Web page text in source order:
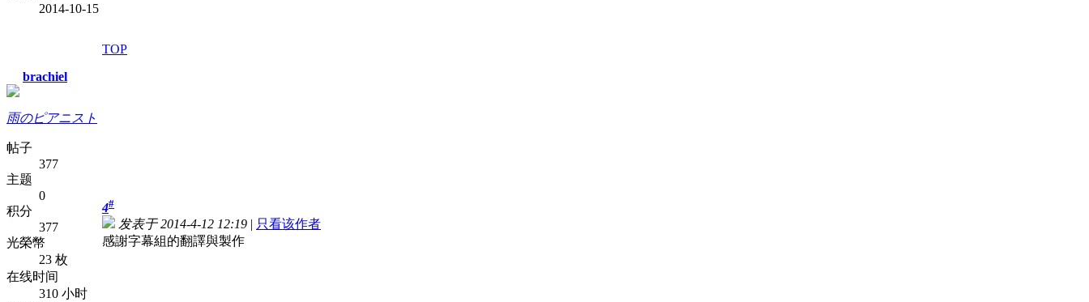
2014-10-15
TOP
brachiel
雨のピアニスト
帖子
377
主题
0
积分
377
光榮幣
23 枚
在线时间
310 小时
4#
发表于 2014-4-12 12:19 | 只看该作者
感謝字幕組的翻譯與製作